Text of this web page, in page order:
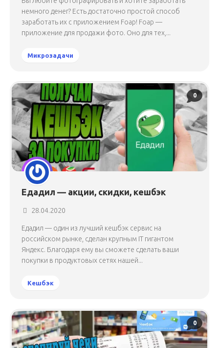
немного денег? Есть достаточно простой способ
заработать их с приложением Foap! Foap —
приложение для продажи фото. Оно для тех,...
Микрозадачи
0
Едадил — акции, скидки, кешбэк
28.04.2020
Едадил — один из лучший кешбэк сервис на
российском рынке, сделан крупным IT гигантом
Яндекс. Благодаря ему вы сможете сделать ваши
покупки в продуктовых сетях нашей...
Кешбэк
0